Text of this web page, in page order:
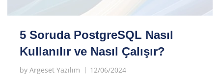
5 Soruda PostgreSQL Nasıl
Kullanılır ve Nasıl Çalışır?
by Argeset Yazılım 12/06/2024